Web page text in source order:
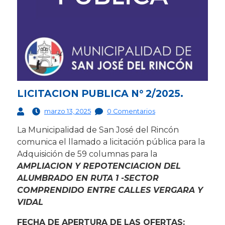
LICITACION PUBLICA N° 2/2025.
marzo 13, 2025 0 Comentarios
La Municipalidad de San José del Rincón
comunica el llamado a licitación pública para la
Adquisición de 59 columnas para la
AMPLIACION Y REPOTENCIACION DEL
ALUMBRADO EN RUTA 1 -SECTOR
COMPRENDIDO ENTRE CALLES VERGARA Y
VIDAL
FECHA DE APERTURA DE LAS OFERTAS: